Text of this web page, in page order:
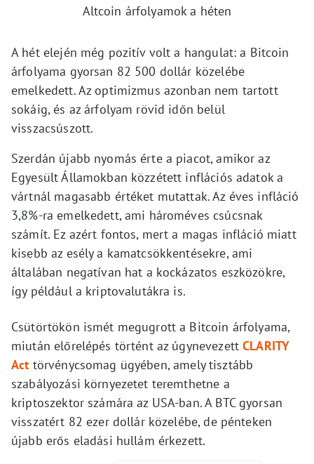
Altcoin árfolyamok a héten
A hét elején még pozitív volt a hangulat: a Bitcoin
árfolyama gyorsan 82 500 dollár közelébe
emelkedett. Az optimizmus azonban nem tartott
sokáig, és az árfolyam rövid időn belül
visszacsúszott.
Szerdán újabb nyomás érte a piacot, amikor az
Egyesült Államokban közzétett inflációs adatok a
vártnál magasabb értéket mutattak. Az éves infláció
3,8%-ra emelkedett, ami hároméves csúcsnak
számít. Ez azért fontos, mert a magas infláció miatt
kisebb az esély a kamatcsökkentésekre, ami
általában negatívan hat a kockázatos eszközökre,
így például a kriptovalutákra is.
Csütörtökön ismét megugrott a Bitcoin árfolyama,
miután előrelépés történt az úgynevezettCLARITY
Act törvénycsomag ügyében, amely tisztább
szabályozási környezetet teremthetne a
kriptoszektor számára az USA-ban. A BTC gyorsan
visszatért 82 ezer dollár közelébe, de pénteken
újabb erős eladási hullám érkezett.